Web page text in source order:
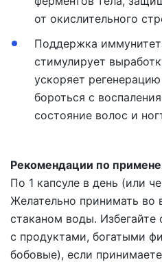
от окислительного
Поддержка
стимулирует
ускоряет
бороться с
состояние волос и
Рекомендации по
По 1 капсуле в день (или
Желательно принимать во
стаканом воды.
с продуктами, богатыми
бобовые), если